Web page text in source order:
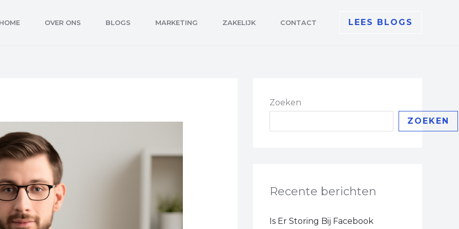
HOME OVER ONS BLOGS MARKETING ZAKELIJK CONTACT LEES BLOGS
Zoeken
ZOEKEN
Recente berichten
Is Er Storing Bij Facebook